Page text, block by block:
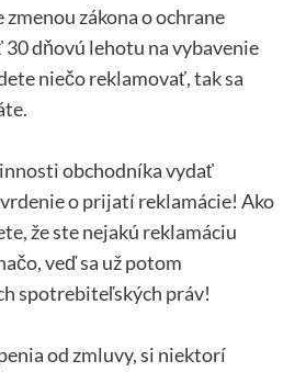
zákona o ochrane
dňovú lehotu na vybavenie
niečo reklamovať, tak sa
obchodníka vydať
o prijatí reklamácie! Ako
že ste nejakú reklamáciu
veď sa už potom
spotrebiteľských práv!
od zmluvy, si niektorí